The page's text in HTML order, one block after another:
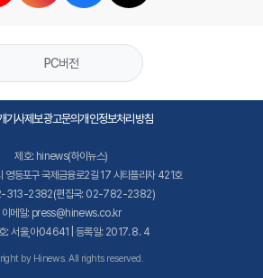
PC버전
기사제보광고문의개인정보처리방침
제호: hinews(하이뉴스)
영등포구 국제금융로2길 17 시티플라자 421호
313-2382(편집국: 02-782-2382)
이메일: press@hinews.co.kr
: 서울,아04641 | 등록일: 2017. 8. 4
by Hinews. All rights reserved.